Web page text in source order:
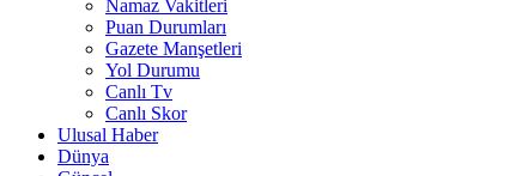
Namaz Vakitleri
Puan Durumları
Gazete Manşetleri
Yol Durumu
Canlı Tv
Canlı Skor
Ulusal Haber
Dünya